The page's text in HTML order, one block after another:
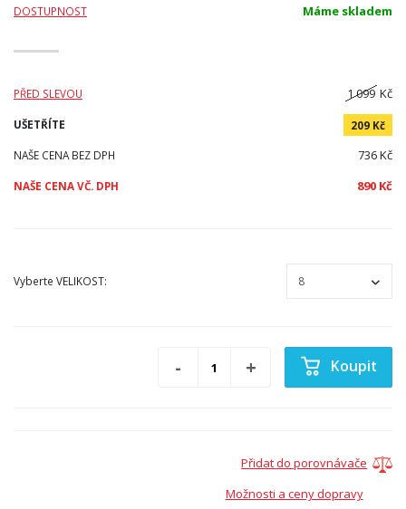
DOSTUPNOST Máme skladem
PŘED SLEVOU 1 099 Kč
UŠETŘÍTE 209 Kč
NAŠE CENA BEZ DPH 736 Kč
NAŠE CENA VČ. DPH 890 Kč
Vyberte VELIKOST:
Koupit
Přidat do porovnávače
Možnosti a ceny dopravy